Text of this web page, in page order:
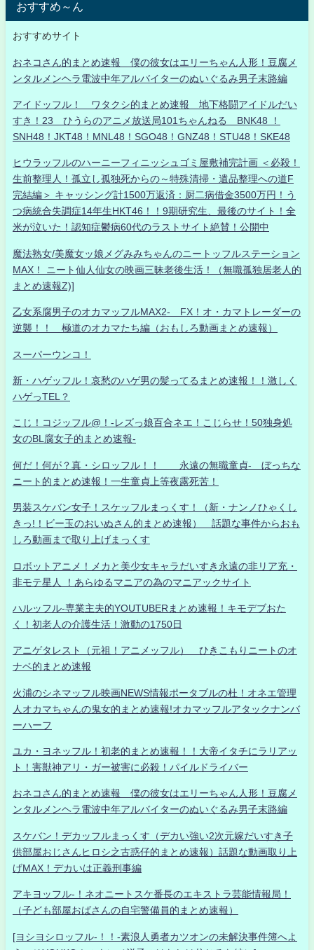
おすすめ～ん
おすすめサイト
おネコさん的まとめ速報 僕の彼女はエリーちゃん人形！豆腐メ
ンタルメンヘラ電波中年アルバイターのぬいぐるみ男子末路編
アイドッフル！ ワタクシ的まとめ速報 地下格闘アイドルだい
すき！23 ひうらのアニメ放送局101ちゃんねる BNK48 ！
SNH48！JKT48！MNL48！SGO48！GNZ48！STU48！SKE48
ヒウラッフルのハーニーフィニッシュゴミ屋敷補完計画 ＜必殺！
生前整理人！孤立し孤独死からの～特殊清掃・遺品整理への道F
完結編＞ キャッシング計1500万返済：厨二病借金3500万円！う
つ病統合失調症14年生HKT46！！9期研究生、最後のサイト！全
米が泣いた！認知症鬱病60代のラストサイト絶賛！公開中
魔法熟女/美魔女ッ娘メグみみちゃんのニートッフルステーション
MAX！ ニート仙人仙女の映画三昧老後生活！（無職孤独居老人的
まとめ速報Z)]
乙女系腐男子のオカマッフルMAX2- FX！オ・カマトレーダーの
逆襲！！ 極道のオカマたち編（おもしろ動画まとめ速報）
スーパーウンコ！
新・ハゲッフル！哀愁のハゲ男の髪ってるまとめ速報！！激しく
ハゲっTEL？
こじ！コジッフル@！-レズっ娘百合ネエ！こじらせ！50独身処
女のBL腐女子的まとめ速報-
何だ！何が？真・シロッフル！！ 永遠の無職童貞- ぼっちな
ニート的まとめ速報！一生童貞上等夜露死苦！
男装スケバン女子！スケッフルまっくす！（新・ナンノひゃくし
きっ!！ビー玉のおいぬさん的まとめ速報） 話題な事件からおも
しろ動画まで取り上げまっくす
ロボットアニメ！メカと美少女キャラだいすき永遠の非リア充・
非モテ星人 ！あらゆるマニアの為のマニアックサイト
ハルッフル-専業主夫的YOUTUBERまとめ速報！キモデブおた
く！初老人の介護生活！激動の1750日
アニゲタレスト（元祖！アニメッフル） ひきこもりニートのオ
ナベ的まとめ速報
火浦のシネマッフル映画NEWS情報ポータブルの杜！オネエ管理
人オカマちゃんの鬼女的まとめ速報!オカマッフルアタックナンバ
ーハーフ
ユカ・ヨネッフル！初老的まとめ速報！！大帝イタチにラリアッ
ト！害獣神アリ・ガー被害に必殺！パイルドライバー
おネコさん的まとめ速報 僕の彼女はエリーちゃん人形！豆腐メ
ンタルメンヘラ電波中年アルバイターのぬいぐるみ男子末路編
スケバン！デカッフルまっくす（デカい強い2次元嫁だいすき子
供部屋おじさんヒロシ之古惑仔的まとめ速報）話題な動画取り上
げMAX！デカいは正義刑事編
アキヨッフル-！ネオニートスケ番長のエキストラ芸能情報局！
（子ども部屋おばさんの自宅警備員的まとめ速報）
[ヨシヨシロッフル-！！-素浪人勇者カツオンの未解決事件簿へよ